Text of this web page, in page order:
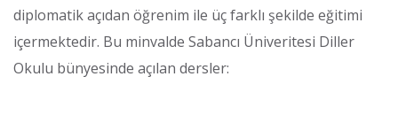
diplomatik açıdan öğrenim ile üç farklı şekilde eğitimi
içermektedir. Bu minvalde Sabancı Üniveritesi Diller
Okulu bünyesinde açılan dersler: